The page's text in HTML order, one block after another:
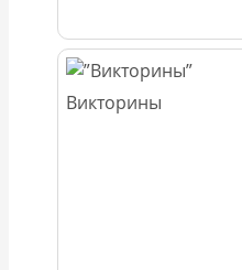
Викторины